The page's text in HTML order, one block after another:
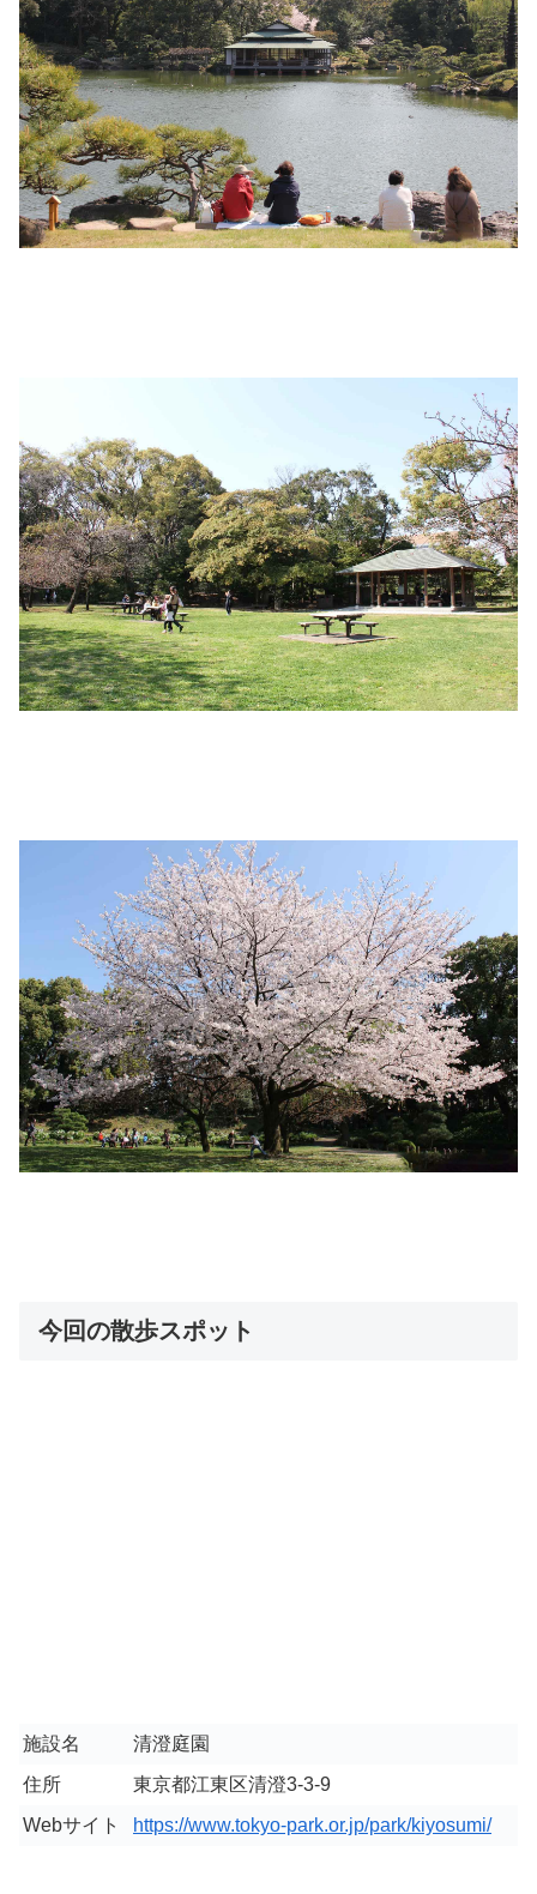
今回の散歩スポット
施設名
清澄庭園
住所
東京都江東区清澄3-3-9
Webサイト
https://www.tokyo-park.or.jp/park/kiyosumi/